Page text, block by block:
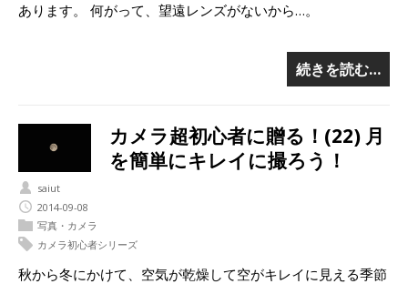
あります。 何がって、望遠レンズがないから…。
続きを読む…
カメラ超初心者に贈る！(22) 月
を簡単にキレイに撮ろう！
saiut
2014-09-08
写真・カメラ
カメラ初心者シリーズ
秋から冬にかけて、空気が乾燥して空がキレイに見える季節